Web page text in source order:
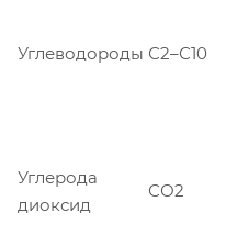
Углеводороды С2–С10
Углерода
диоксид
СО2